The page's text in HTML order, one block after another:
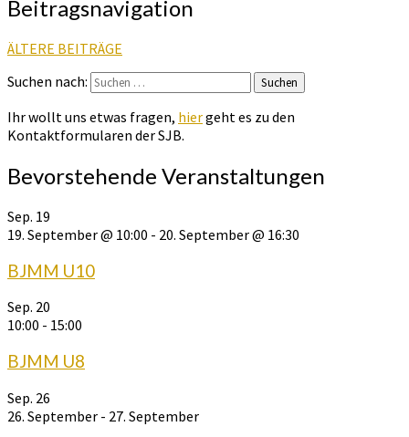
Beitragsnavigation
ÄLTERE BEITRÄGE
Suchen nach:
Suchen
Ihr wollt uns etwas fragen, hiergeht es zu den
Kontaktformularen der SJB.
Bevorstehende Veranstaltungen
Sep. 19
19. September @ 10:00 - 20. September @ 16:30
BJMM U10
Sep. 20
10:00 - 15:00
BJMM U8
Sep. 26
26. September - 27. September